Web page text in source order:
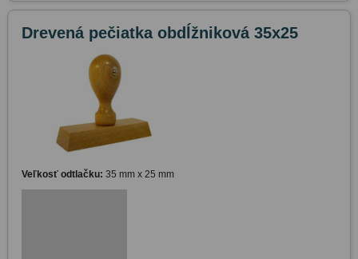
Drevená pečiatka obdĺžniková 35x25
Veľkosť odtlačku: 35 mm x 25 mm